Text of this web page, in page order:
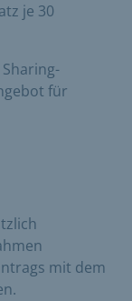
je 30
für
mit dem